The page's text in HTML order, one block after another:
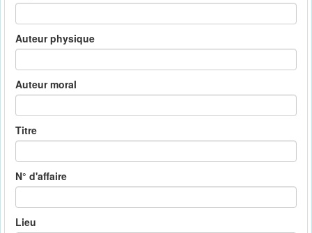
Auteur physique
Auteur moral
Titre
N° d'affaire
Lieu